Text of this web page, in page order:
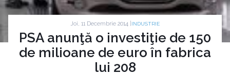
Joi, 11 Decembrie 2014 | INDUSTRIE
PSA anunţă o investiţie de 150
de milioane de euro în fabrica
lui 208